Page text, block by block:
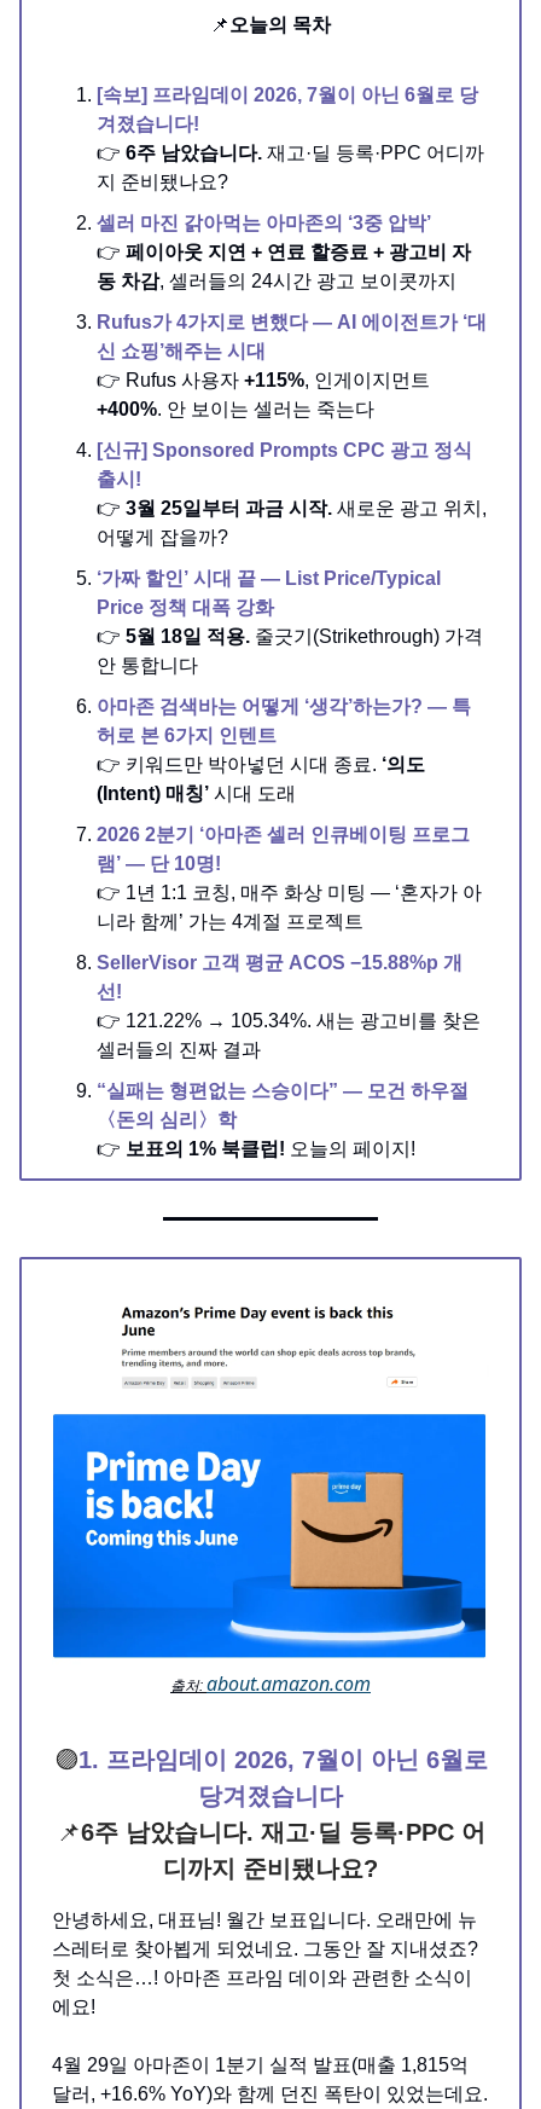
📌오늘의 목차
[속보] 프라임데이 2026, 7월이 아닌 6월로 당
겨졌습니다!
👉 6주 남았습니다. 재고·딜 등록·PPC 어디까
지 준비됐나요?
셀러 마진 갉아먹는 아마존의 ‘3중 압박’
👉 페이아웃 지연 + 연료 할증료 + 광고비 자
동 차감, 셀러들의 24시간 광고 보이콧까지
Rufus가 4가지로 변했다 — AI 에이전트가 ‘대
신 쇼핑’해주는 시대
👉 Rufus 사용자 +115%, 인게이지먼트
+400%. 안 보이는 셀러는 죽는다
[신규] Sponsored Prompts CPC 광고 정식
출시!
👉 3월 25일부터 과금 시작. 새로운 광고 위치,
어떻게 잡을까?
‘가짜 할인’ 시대 끝 — List Price/Typical
Price 정책 대폭 강화
👉 5월 18일 적용. 줄긋기(Strikethrough) 가격
안 통합니다
아마존 검색바는 어떻게 ‘생각’하는가? — 특
허로 본 6가지 인텐트
👉 키워드만 박아넣던 시대 종료. ‘의도
(Intent) 매칭’ 시대 도래
2026 2분기 ‘아마존 셀러 인큐베이팅 프로그
램’ — 단 10명!
👉 1년 1:1 코칭, 매주 화상 미팅 — ‘혼자가 아
니라 함께’ 가는 4계절 프로젝트
SellerVisor 고객 평균 ACOS −15.88%p 개
선!
👉 121.22% → 105.34%. 새는 광고비를 찾은
셀러들의 진짜 결과
“실패는 형편없는 스승이다” — 모건 하우절
〈돈의 심리〉학
👉 보표의 1% 북클럽! 오늘의 페이지!
출처: about.amazon.com
🟣1. 프라임데이 2026, 7월이 아닌 6월로
당겨졌습니다
📌6주 남았습니다. 재고·딜 등록·PPC 어
디까지 준비됐나요?
안녕하세요, 대표님! 월간 보표입니다. 오래만에 뉴
스레터로 찾아뵙게 되었네요. 그동안 잘 지내셨죠?
첫 소식은…! 아마존 프라임 데이와 관련한 소식이
에요!
4월 29일 아마존이 1분기 실적 발표(매출 1,815억
달러, +16.6% YoY)와 함께 던진 폭탄이 있었는데요.